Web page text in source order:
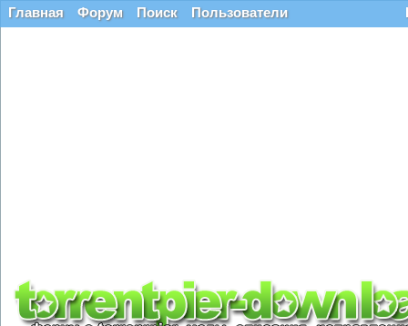
Главная Форум Поиск Пользователи